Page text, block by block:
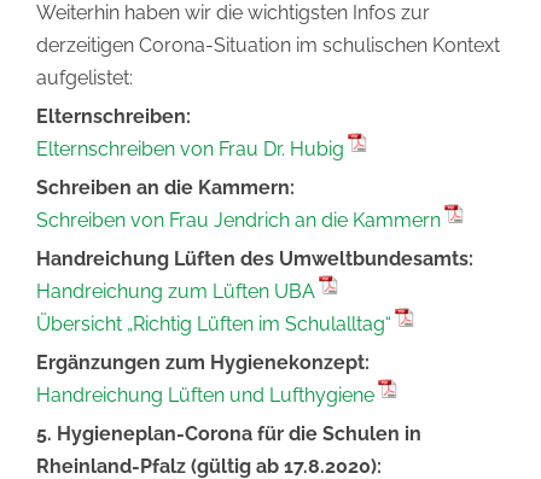
Weiterhin haben wir die wichtigsten Infos zur
derzeitigen Corona-Situation im schulischen Kontext
aufgelistet:
Elternschreiben:
Elternschreiben von Frau Dr. Hubig
Schreiben an die Kammern:
Schreiben von Frau Jendrich an die Kammern
Handreichung Lüften des Umweltbundesamts:
Handreichung zum Lüften UBA
Übersicht „Richtig Lüften im Schulalltag“
Ergänzungen zum Hygienekonzept:
Handreichung Lüften und Lufthygiene
5. Hygieneplan-Corona für die Schulen in
Rheinland-Pfalz (gültig ab 17.8.2020):